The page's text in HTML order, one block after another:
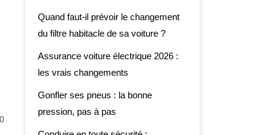
Quand faut-il prévoir le changement
du filtre habitacle de sa voiture ?
Assurance voiture électrique 2026 :
les vrais changements
Gonfler ses pneus : la bonne
pression, pas à pas